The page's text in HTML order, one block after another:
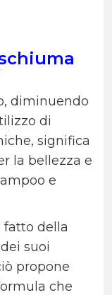
diminuendo
di
significa
la bellezza e
e
fatto della
suoi
propone
che